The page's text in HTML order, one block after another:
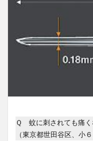
Ｑ 蚊に刺されても痛く
（東京都世田谷区、小６